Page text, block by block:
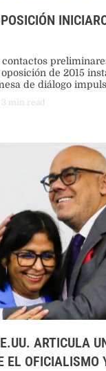
contactos
de 2015
de diálogo
terremoto.
3 min read
ARTICULA
EL OFICIALISMO